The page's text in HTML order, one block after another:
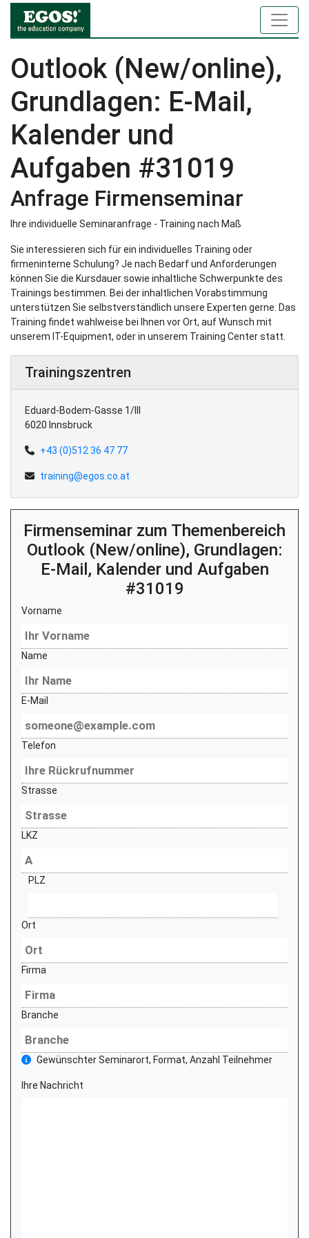
Outlook (New/online),
Grundlagen: E-Mail,
Kalender und
Aufgaben #31019
Anfrage Firmenseminar
Ihre individuelle Seminaranfrage - Training nach Maß
Sie interessieren sich für ein individuelles Training oder
firmeninterne Schulung? Je nach Bedarf und Anforderungen
können Sie die Kursdauer sowie inhaltliche Schwerpunkte des
Trainings bestimmen. Bei der inhaltlichen Vorabstimmung
unterstützen Sie selbstverständlich unsere Experten gerne. Das
Training findet wahlweise bei Ihnen vor Ort, auf Wunsch mit
unserem IT-Equipment, oder in unserem Training Center statt.
Trainingszentren
Eduard-Bodem-Gasse 1/III
6020 Innsbruck
+43 (0)512 36 47 77
training@egos.co.at
Firmenseminar zum Themenbereich
Outlook (New/online), Grundlagen:
E-Mail, Kalender und Aufgaben
#31019
Vorname
Name
E-Mail
Telefon
Strasse
LKZ
PLZ
Ort
Firma
Branche
Gewünschter Seminarort, Format, Anzahl Teilnehmer
Ihre Nachricht